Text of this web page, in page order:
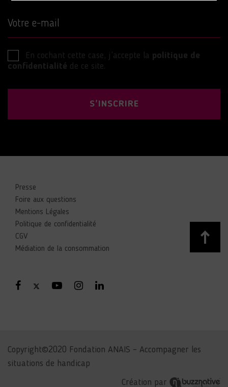
Votre e-mail
En cochant cette case, j’accepte la politique de
confidentialité de ce site.
S'INSCRIRE
Presse
Foire aux questions
Mentions Légales
Politique de confidentialité
CGV
Médiation de la consommation
Copyright©2020 Fondation ANAIS – Accompagner les
situations de handicap
Création par